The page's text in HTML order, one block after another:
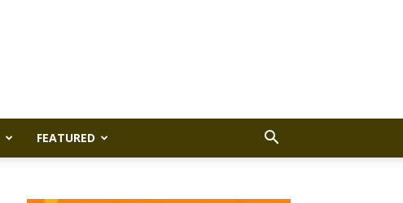
FEATURED